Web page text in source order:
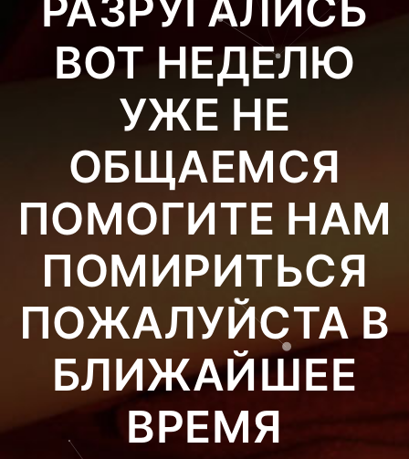
ВОТ НЕДЕЛЮ
УЖЕ НЕ
ОБЩАЕМСЯ
ПОМОГИТЕ НАМ
ПОМИРИТЬСЯ
ПОЖАЛУЙСТА В
БЛИЖАЙШЕЕ
ВРЕМЯ